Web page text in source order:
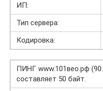
ИП:
Тип сервера:
Кодировка:
ПИНГ www.101вео.рф
составляет 50 байт.